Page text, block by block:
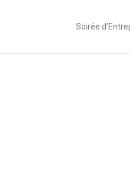
Soirée